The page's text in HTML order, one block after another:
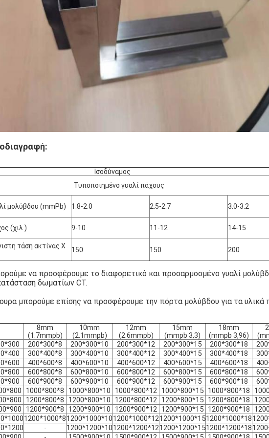
γυαλί πάχους
μολύβδου (mmPb) 1.8-2.0 2.5-2.7 3.0-3.2
(χιλ.) 9-10 11-12 14-15
τάση ακτίνας X
150 150 200
να προσφέρουμε το διαφορετικό και προσαρμοσμένο γυαλί
δωματίων CT.
μπορούμε επίσης να προσφέρουμε την πόρτα μολύβδου για τα
8mm
(1.7mmpb)
10mm
(2.1mmpb)
12mm
(2.6mmpb)
15mm
(mmpb 3,3)
18mm
(mmpb 3,96)
200*300*8 200*300*10 200*300*12 200*300*15 200*300*18
300*400*8 300*400*10 300*400*12 300*400*15 300*400*18
400*600*8 400*600*10 400*600*12 400*600*15 400*600*18
600*800*8 600*800*10 600*800*12 600*800*15 600*800*18
600*900*8 600*900*10 600*900*12 600*900*15 600*900*18
1000*800*8 1000*800*10 1000*800*12 1000*800*15 1000*800*18
1200*800*8 1200*800*10 1200*800*12 1200*800*15 1200*800*18
1200*900*8 1200*900*10 1200*900*12 1200*900*15 1200*900*18
1200*1000*81200*1000*101200*1000*121200*1000*151200*1000*18
- 1200*1200*101200*1200*121200*1200*151200*1200*18